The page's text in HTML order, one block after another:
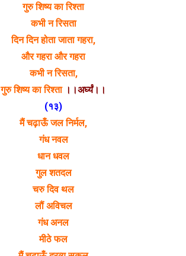
गुरु शिष्य का रिश्ता
कभी न रिसता
दिन दिन होता जाता गहरा,
और गहरा और गहरा
कभी न रिसता,
गुरु शिष्य का रिश्ता।।अर्घ्यं।।
(१३)
मैं चढ़ाऊँ जल निर्मल,
गंध नवल
धान धवल
गुल शतदल
चरु दिव थल
लौं अविचल
गंध अनल
मीठे फल